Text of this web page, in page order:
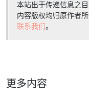
本站出于传递信息之
内容版权均归原作者
联系我们。
更多内容